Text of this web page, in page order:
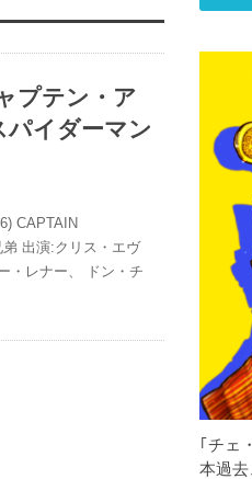
プテン・ア
パイダーマン
CAPTAIN
出演:クリス・エヴ
・レナー、 ドン・チ
｢チェ
本過